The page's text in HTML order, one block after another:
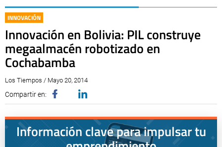
INNOVACIÓN
Innovación en Bolivia: PIL construye
megaalmacén robotizado en
Cochabamba
Los Tiempos / Mayo 20, 2014
Compartir en:
Información clave para impulsar tu